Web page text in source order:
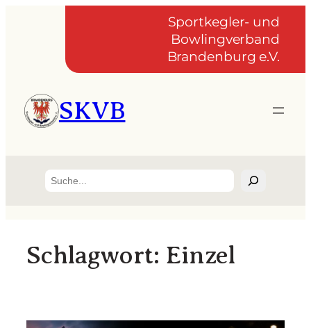
Sportkegler- und
Bowlingverband
Brandenburg e.V.
SKVB
Suchen
Schlagwort: Einzel